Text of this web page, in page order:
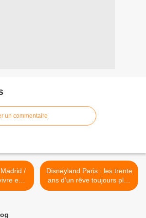
un commentaire
en
beIN
Disneyland Paris : les trente
ans d’un rêve toujours plus
grand dans "Zone Interdite"